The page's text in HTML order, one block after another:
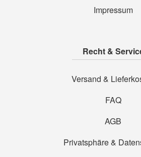
Impressum
Recht &
Versand &
FAQ
AGB
Privatsphäre &